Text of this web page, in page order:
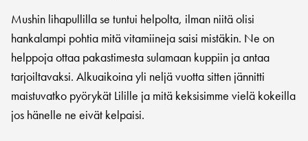
Mushin lihapullilla se tuntui helpolta, ilman niitä olisi
hankalampi pohtia mitä vitamiineja saisi mistäkin. Ne on
helppoja ottaa pakastimesta sulamaan kuppiin ja antaa
tarjoiltavaksi. Alkuaikoina yli neljä vuotta sitten jännitti
maistuvatko pyörykät Lilille ja mitä keksisimme vielä kokeilla
jos hänelle ne eivät kelpaisi.